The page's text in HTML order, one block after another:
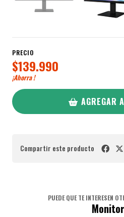
PRECIO
$139.990
¡Ahorra!
AGREGAR
Compartir este producto
PUEDE QUE TE INTERESEN